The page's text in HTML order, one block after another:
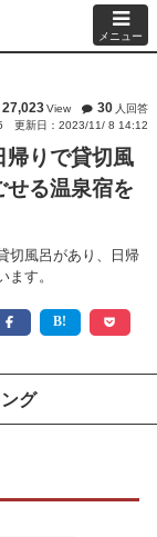
メニュー
27,023View 30 人回答
更新日：2023/11/ 8 14:12
帰りで貸切風
せる温泉宿を
切風呂があり、日帰
す。
グ